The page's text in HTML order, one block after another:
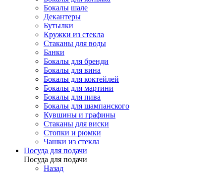
Бокалы шале
Декантеры
Бутылки
Кружки из стекла
Стаканы для воды
Банки
Бокалы для бренди
Бокалы для вина
Бокалы для коктейлей
Бокалы для мартини
Бокалы для пива
Бокалы для шампанского
Кувшины и графины
Стаканы для виски
Стопки и рюмки
Чашки из стекла
Посуда для подачи
Посуда для подачи
Назад